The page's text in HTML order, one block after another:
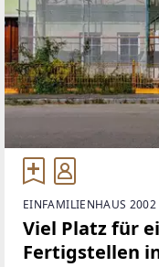
EINFAMILIENHAUS 2002
Viel Platz für
Fertigstellen